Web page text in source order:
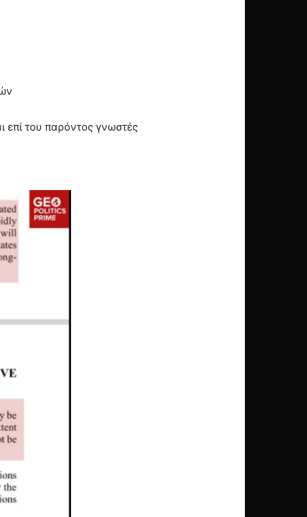
επί του παρόντος γνωστές